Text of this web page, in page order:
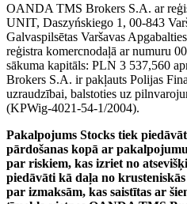
OANDA TMS Brokers S.A. ar
UNIT, Daszyńskiego 1, 00-843
Galvaspilsētas Varšavas
reģistra komercnodaļā ar numuru
sākuma kapitāls: PLN 3 537,560
Brokers S.A. ir pakļauts Polijas
uzraudzībai, balstoties uz
(KPWig-4021-54-1/2004).
Pakalpojums Stocks tiek
pārdošanas kopā ar
par riskiem, kas izriet no
piedāvāti kā daļa no
par izmaksām, kas saistītas ar